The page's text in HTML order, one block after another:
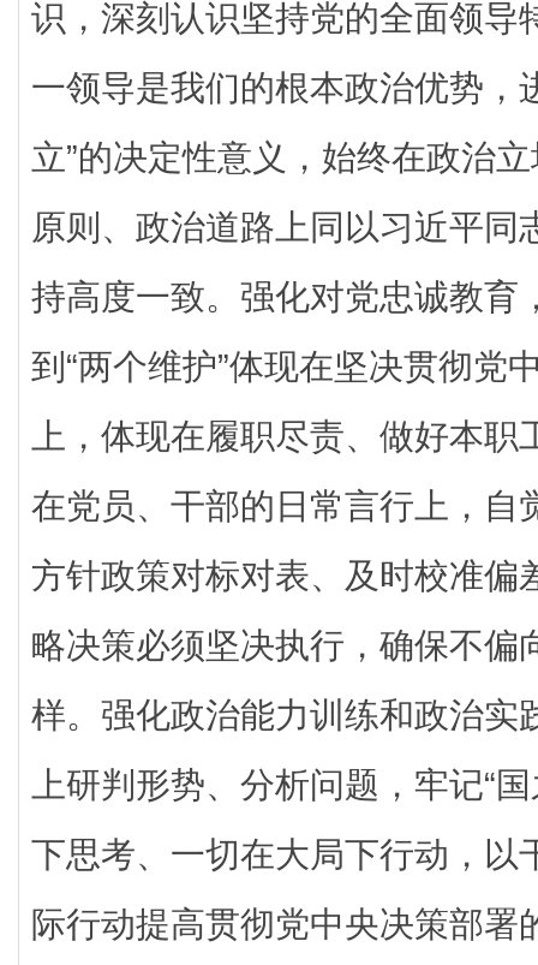
识，深刻认识坚持党的全面领导
一领导是我们的根本政治优势，
立”的决定性意义，始终在政治
原则、政治道路上同以习近平同
持高度一致。强化对党忠诚教育
到“两个维护”体现在坚决贯彻党
上，体现在履职尽责、做好本
在党员、干部的日常言行上，自
方针政策对标对表、及时校准偏
略决策必须坚决执行，确保不偏
样。强化政治能力训练和政治实
上研判形势、分析问题，牢记“
下思考、一切在大局下行动，以
际行动提高贯彻党中央决策部署